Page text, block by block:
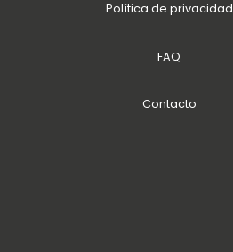
Política de privacidad
FAQ
Contacto